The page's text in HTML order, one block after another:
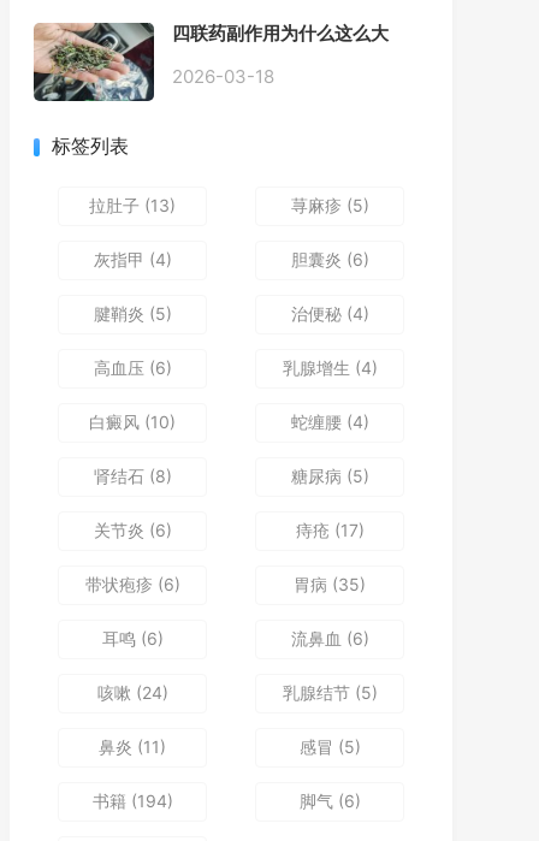
感，打出来就好一些，还一直
打空嗝，各种药吃了都没效果
四联药副作用为什么这么大
2026-03-18
标签列表
拉肚子 (13) 荨麻疹 (5)
灰指甲 (4) 胆囊炎 (6)
腱鞘炎 (5) 治便秘(4)
高血压(6) 乳腺增生 (4)
白癜风 (10) 蛇缠腰(4)
肾结石(8) 糖尿病 (5)
关节炎 (6) 痔疮 (17)
带状疱疹 (6) 胃病 (35)
耳鸣(6) 流鼻血 (6)
咳嗽 (24) 乳腺结节(5)
鼻炎 (11) 感冒 (5)
书籍(194) 脚气(6)